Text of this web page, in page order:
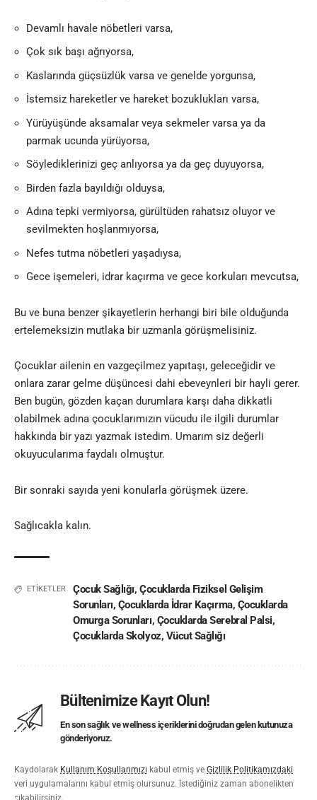
Devamlı havale nöbetleri varsa,
Çok sık başı ağrıyorsa,
Kaslarında güçsüzlük varsa ve genelde yorgunsa,
İstemsiz hareketler ve hareket bozuklukları varsa,
Yürüyüşünde aksamalar veya sekmeler varsa ya da
parmak ucunda yürüyorsa,
Söylediklerinizi geç anlıyorsa ya da geç duyuyorsa,
Birden fazla bayıldığı olduysa,
Adına tepki vermiyorsa, gürültüden rahatsız oluyor ve
sevilmekten hoşlanmıyorsa,
Nefes tutma nöbetleri yaşadıysa,
Gece işemeleri, idrar kaçırma ve gece korkuları mevcutsa,
Bu ve buna benzer şikayetlerin herhangi biri bile olduğunda
ertelemeksizin mutlaka bir uzmanla görüşmelisiniz.
Çocuklar ailenin en vazgeçilmez yapıtaşı, geleceğidir ve
onlara zarar gelme düşüncesi dahi ebeveynleri bir hayli gerer.
Ben bugün, gözden kaçan durumlara karşı daha dikkatli
olabilmek adına çocuklarımızın vücudu ile ilgili durumlar
hakkında bir yazı yazmak istedim. Umarım siz değerli
okuyucularıma faydalı olmuştur.
Bir sonraki sayıda yeni konularla görüşmek üzere.
Sağlıcakla kalın.
ETİKETLER Çocuk Sağlığı, Çocuklarda Fiziksel Gelişim
Sorunları, Çocuklarda İdrar Kaçırma, Çocuklarda
Omurga Sorunları, Çocuklarda Serebral Palsi,
Çocuklarda Skolyoz, Vücut Sağlığı
Bültenimize Kayıt Olun!
En son sağlık ve wellness içeriklerini doğrudan gelen kutunuza
gönderiyoruz.
Kaydolarak Kullanım Koşullarımızı kabul etmiş ve Gizlilik Politikamızdaki
veri uygulamalarını kabul etmiş olursunuz. İstediğiniz zaman abonelikten